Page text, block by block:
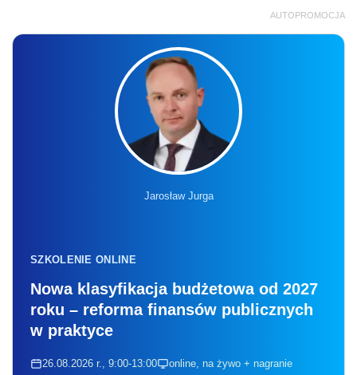
AUTOPROMOCJA
Jarosław Jurga
SZKOLENIE ONLINE
Nowa klasyfikacja budżetowa od 2027
roku – reforma finansów publicznych
w praktyce
26.08.2026 r., 9:00-13:00 online, na żywo + nagranie